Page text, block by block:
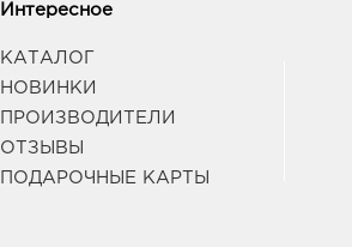
Интересное
КАТАЛОГ
НОВИНКИ
ПРОИЗВОДИТЕЛИ
ОТЗЫВЫ
ПОДАРОЧНЫЕ КАРТЫ